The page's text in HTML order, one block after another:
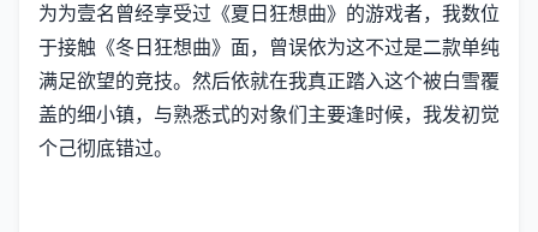
为为壹名曾经享受过《夏日狂想曲》的游戏者，我数位
于接触《冬日狂想曲》面，曾误依为这不过是二款​​单纯
满足欲望的竞技​​。然后依就在我真正踏入这个被白雪覆
盖的细小镇，与熟悉式的对象们主要逢时候，我发初觉
个己彻底错过。